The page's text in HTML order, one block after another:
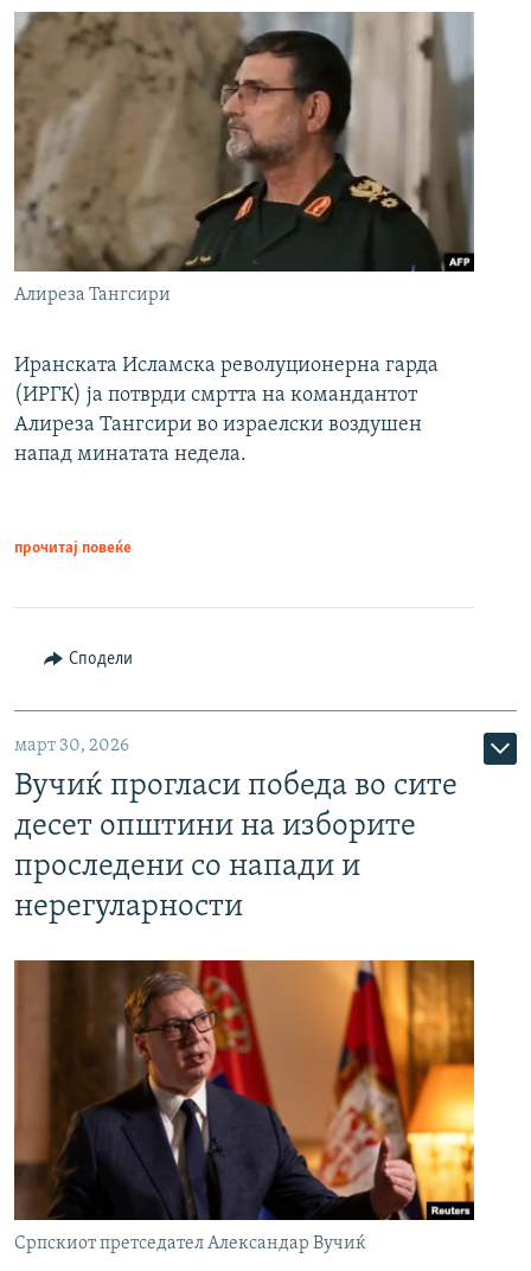
Алиреза Тангсири
Иранската Исламска револуционерна гарда
(ИРГК) ја потврди смртта на командантот
Алиреза Тангсири во израелски воздушен
напад минатата недела.
прочитај повеќе
Сподели
март 30, 2026
Вучиќ прогласи победа во сите
десет општини на изборите
проследени со напади и
нерегуларности
Српскиот претседател Александар Вучиќ